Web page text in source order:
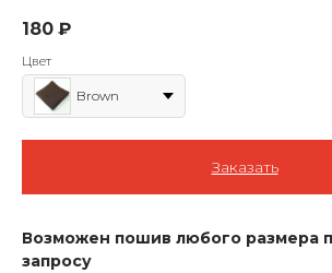
180 ₽
Цвет
Brown
Заказать
Возможен пошив любого размера
запросу